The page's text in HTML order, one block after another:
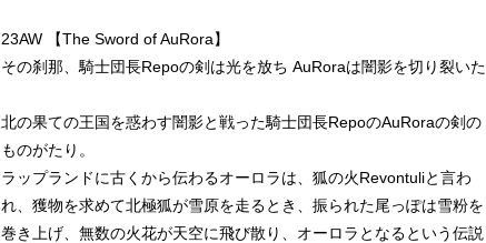
23AW 【The Sword of AuRora】
その刹那、騎士団長Repoの剣は光を放ち AuRoraは闇影を切り裂いた
北の果ての王国を惑わす闇影と戦った騎士団長RepoのAuRoraの剣の
ものがたり。
ラップランドに古くから伝わるオーロラは、狐の火Revontuliと言わ
れ、獲物を求めて北極狐が雪原を走るとき、振られた尾っぽは雪粉を
巻き上げ、無数の火花が天空に飛び散り、オーロラとなるという伝説